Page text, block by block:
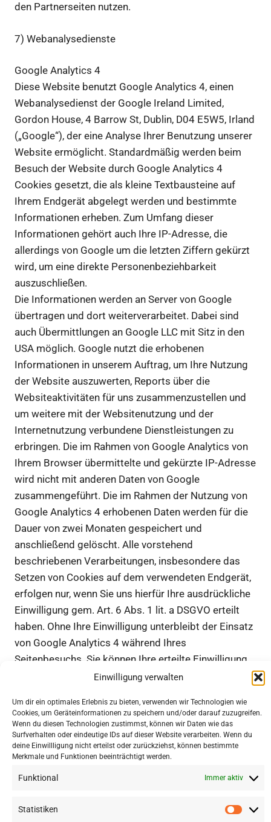
Einwilligung verwalten
Um dir ein optimales Erlebnis zu bieten, verwenden wir Technologien wie
Cookies, um Geräteinformationen zu speichern und/oder darauf zuzugreifen.
Wenn du diesen Technologien zustimmst, können wir Daten wie das
Surfverhalten oder eindeutige IDs auf dieser Website verarbeiten. Wenn du
deine Einwillligung nicht erteilst oder zurückziehst, können bestimmte
Merkmale und Funktionen beeinträchtigt werden.
Funktional Immer aktiv
Statistiken
den Partnerseiten nutzen.
7) Webanalysedienste
Google Analytics 4
Diese Website benutzt Google Analytics 4, einen
Webanalysedienst der Google Ireland Limited,
Gordon House, 4 Barrow St, Dublin, D04 E5W5, Irland
(„Google“), der eine Analyse Ihrer Benutzung unserer
Website ermöglicht. Standardmäßig werden beim
Besuch der Website durch Google Analytics 4
Cookies gesetzt, die als kleine Textbausteine auf
Ihrem Endgerät abgelegt werden und bestimmte
Informationen erheben. Zum Umfang dieser
Informationen gehört auch Ihre IP-Adresse, die
allerdings von Google um die letzten Ziffern gekürzt
wird, um eine direkte Personenbeziehbarkeit
auszuschließen.
Die Informationen werden an Server von Google
übertragen und dort weiterverarbeitet. Dabei sind
auch Übermittlungen an Google LLC mit Sitz in den
USA möglich. Google nutzt die erhobenen
Informationen in unserem Auftrag, um Ihre Nutzung
der Website auszuwerten, Reports über die
Websiteaktivitäten für uns zusammenzustellen und
um weitere mit der Websitenutzung und der
Internetnutzung verbundene Dienstleistungen zu
erbringen. Die im Rahmen von Google Analytics von
Ihrem Browser übermittelte und gekürzte IP-Adresse
wird nicht mit anderen Daten von Google
zusammengeführt. Die im Rahmen der Nutzung von
Google Analytics 4 erhobenen Daten werden für die
Dauer von zwei Monaten gespeichert und
anschließend gelöscht. Alle vorstehend
beschriebenen Verarbeitungen, insbesondere das
Setzen von Cookies auf dem verwendeten Endgerät,
erfolgen nur, wenn Sie uns hierfür Ihre ausdrückliche
Einwilligung gem. Art. 6 Abs. 1 lit. a DSGVO erteilt
haben. Ohne Ihre Einwilligung unterbleibt der Einsatz
von Google Analytics 4 während Ihres
Seitenbesuchs. Sie können Ihre erteilte Einwilligung
mit Wirkung für die Zukunft jederzeit widerrufen. Um
diesen Dienst über das auf der Website
bereitgestellte „Cookie-Consent-Tool“. Wir haben mit
Google einen Auftragsverarbeitungsvertrag
geschlossen, der den Schutz der Daten unserer
Seitenbesucher sicherstellt und eine unberechtigte
Hinweise zu Google Analytics 4 finden Sie unter